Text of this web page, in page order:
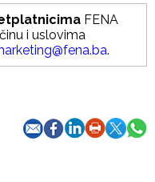
FENA
i uslovima
.